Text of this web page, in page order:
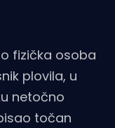
fizička osoba
plovila, u
netočno
točan